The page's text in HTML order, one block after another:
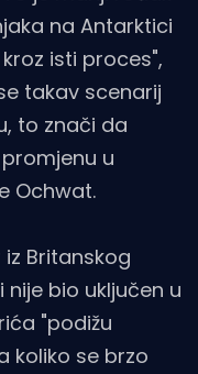
na Antarktici
isti proces",
takav scenarij
to znači da
u
Ochwat.
Britanskog
bio uključen u
"podižu
koliko se brzo